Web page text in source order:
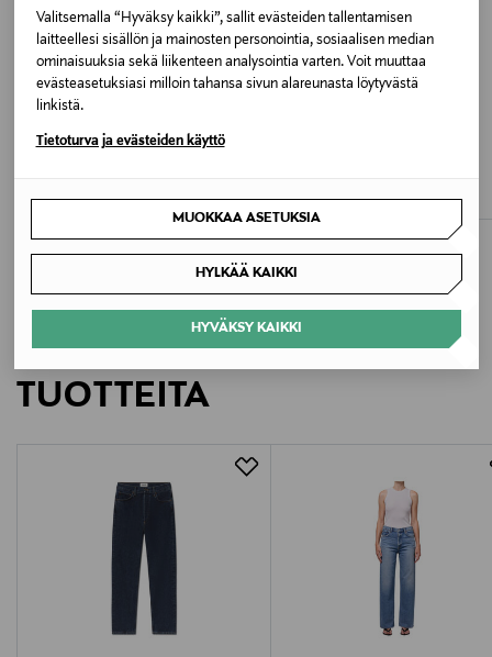
Valitsemalla “Hyväksy kaikki”, sallit evästeiden tallentamisen
laitteellesi sisällön ja mainosten personointia, sosiaalisen median
ominaisuuksia sekä liikenteen analysointia varten. Voit muuttaa
evästeasetuksiasi milloin tahansa sivun alareunasta löytyvästä
linkistä.
Tietoturva ja evästeiden käyttö
MUOKKAA ASETUKSIA
HYLKÄÄ KAIKKI
HYVÄKSY KAIKKI
Valmistusmaa
Turkki
Valmistajan tuotenumero
A9153E-1554
Valmistaja
Citizens of Humanity, LLC
Valmistajan osoite
VIA SAVONA 97, BLDG T - L10, 20144, Milano, Italy
Digitaalinen osoite
AGOLDE, farkut, denim, suorat farkut,
korkeavyötäröiset farkut, rennot farkut, housut
ALE –40%
LAUREN RALPH LAUREN
LISÄÄ KIINNOSTAVIA
TUOTTEITA